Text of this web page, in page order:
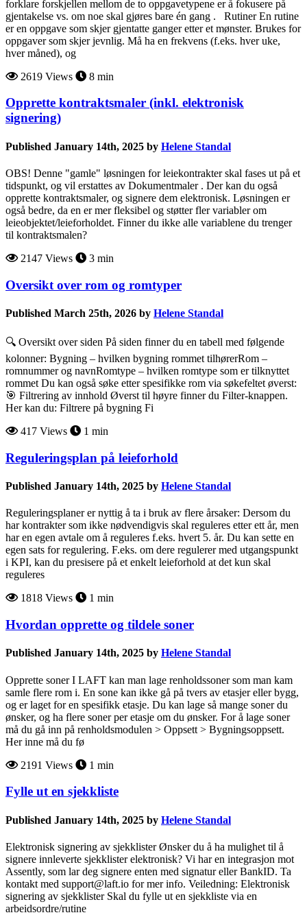
forklare forskjellen mellom de to oppgavetypene er å fokusere på
gjentakelse vs. om noe skal gjøres bare én gang . Rutiner En rutine
er en oppgave som skjer gjentatte ganger etter et mønster. Brukes for
oppgaver som skjer jevnlig. Må ha en frekvens (f.eks. hver uke,
hver måned), og
2619 Views
8 min
Opprette kontraktsmaler (inkl. elektronisk
signering)
Published January 14th, 2025 by Helene Standal
OBS! Denne "gamle" løsningen for leiekontrakter skal fases ut på et
tidspunkt, og vil erstattes av Dokumentmaler . Der kan du også
opprette kontraktsmaler, og signere dem elektronisk. Løsningen er
også bedre, da en er mer fleksibel og støtter fler variabler om
leieobjektet/leieforholdet. Finner du ikke alle variablene du trenger
til kontraktsmalen?
2147 Views
3 min
Oversikt over rom og romtyper
Published March 25th, 2026 by Helene Standal
🔍 Oversikt over siden På siden finner du en tabell med følgende
kolonner: Bygning – hvilken bygning rommet tilhørerRom –
romnummer og navnRomtype – hvilken romtype som er tilknyttet
rommet Du kan også søke etter spesifikke rom via søkefeltet øverst:
🎯 Filtrering av innhold Øverst til høyre finner du Filter-knappen.
Her kan du: Filtrere på bygning Fi
417 Views
1 min
Reguleringsplan på leieforhold
Published January 14th, 2025 by Helene Standal
Reguleringsplaner er nyttig å ta i bruk av flere årsaker: Dersom du
har kontrakter som ikke nødvendigvis skal reguleres etter ett år, men
har en egen avtale om å reguleres f.eks. hvert 5. år. Du kan sette en
egen sats for regulering. F.eks. om dere regulerer med utgangspunkt
i KPI, kan du presisere på et enkelt leieforhold at det kun skal
reguleres
1818 Views
1 min
Hvordan opprette og tildele soner
Published January 14th, 2025 by Helene Standal
Opprette soner I LAFT kan man lage renholdssoner som man kam
samle flere rom i. En sone kan ikke gå på tvers av etasjer eller bygg,
og er laget for en spesifikk etasje. Du kan lage så mange soner du
ønsker, og ha flere soner per etasje om du ønsker. For å lage soner
må du gå inn på renholdsmodulen > Oppsett > Bygningsoppsett.
Her inne må du fø
2191 Views
1 min
Fylle ut en sjekkliste
Published January 14th, 2025 by Helene Standal
Elektronisk signering av sjekklister Ønsker du å ha mulighet til å
signere innleverte sjekklister elektronisk? Vi har en integrasjon mot
Assently, som lar deg signere enten med signatur eller BankID. Ta
kontakt med support@laft.io for mer info. Veiledning: Elektronisk
signering av sjekklister Skal du fylle ut en sjekkliste via en
arbeidsordre/rutine